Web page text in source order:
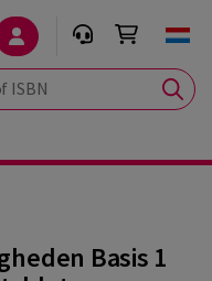
Basis 1